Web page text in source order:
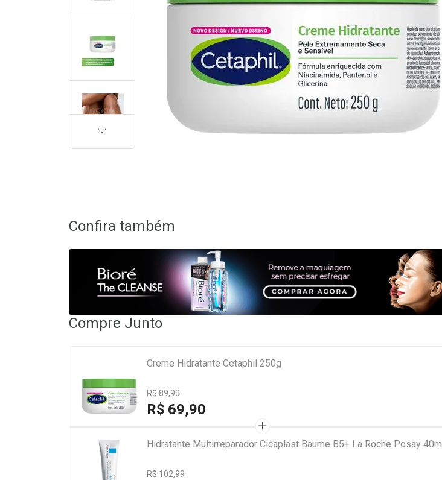
PRÓXIMA
Confira também
Compre Junto
Creme Hidratante Cetaphil 250g
R$ 89,90
R$ 69,90
Hidratante Multirreparador Cicaplast Baume B5+ La Roche Posay 40ml
R$ 102,99